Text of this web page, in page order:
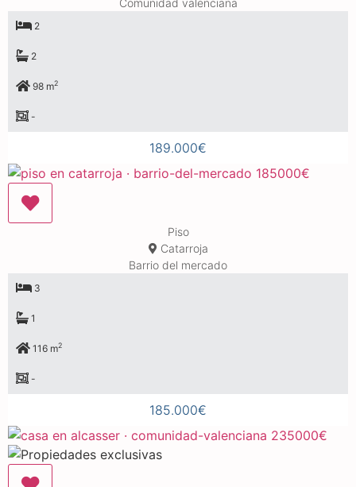
2
2
98 m2
-
189.000€
Piso
Catarroja
Barrio del mercado
3
1
116 m2
-
185.000€